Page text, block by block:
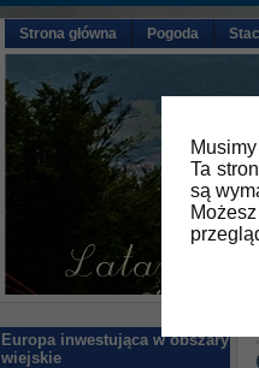
Ta
są
Strona główna Pogoda
Europa inwestująca w obszary
wiejskie